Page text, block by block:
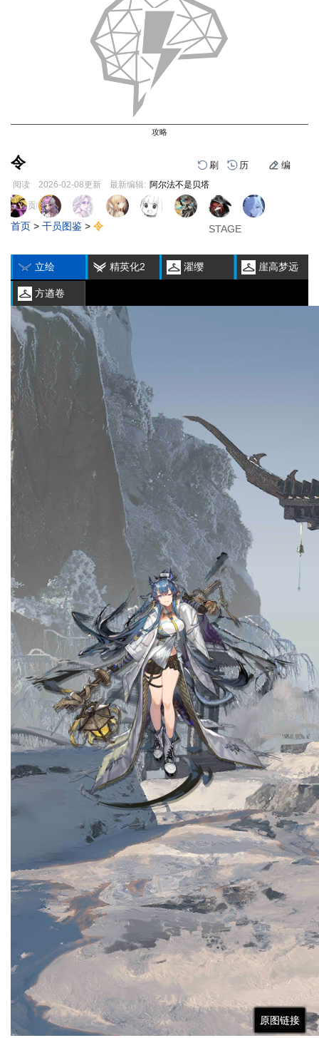
攻略
令 刷 历 编
阅读 2026-02-08更新 最新编辑: 阿尔法不是贝塔
跳
到
导
跳
到
搜
页面贡献者 :
首页 > 干员图鉴 > 令
立绘 精英化2 濯缨 崖高梦远
方遒卷
原图链接
原图链接
原图链接
原图链接
原图链接
1
STAGE
2
STAGE
3
STAGE